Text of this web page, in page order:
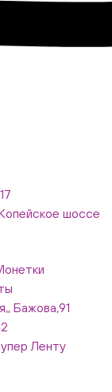
шоссе
Бажова,91
Ленту